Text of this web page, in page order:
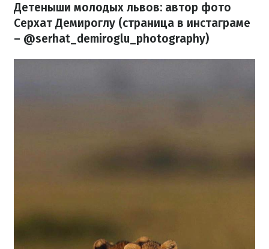
Детеныши молодых львов: автор фото
Серхат Демироглу (страница в инстаграме
– @serhat_demiroglu_photography)